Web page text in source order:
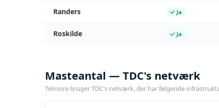
Randers Ja
Roskilde Ja
Masteantal — TDC's netværk
Telmore bruger TDC's netværk, der har følgende